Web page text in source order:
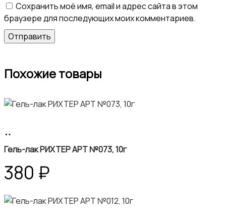
Сохранить моё имя, email и адрес сайта в этом
браузере для последующих моих комментариев.
Похожие товары
корзину
Гель-лак РИХТЕР АРТ №073, 10г
380 ₽